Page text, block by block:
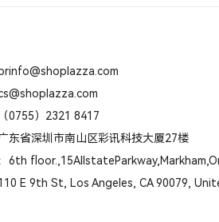
0755）2321 8417
东省深圳市南山区彩讯科技大厦27楼
6th
E 9th St, Los Angeles, CA 90079,